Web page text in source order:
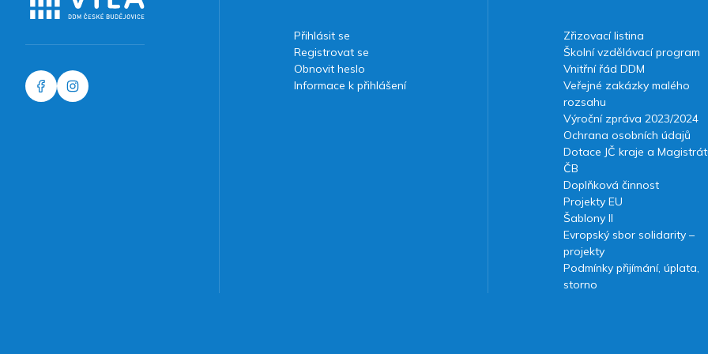
Přihlásit se
Registrovat se
Obnovit heslo
Informace k přihlášení
Zřizovací listina
Školní vzdělávací program
Vnitřní řád DDM
Veřejné zakázky malého
rozsahu
Výroční zpráva 2023/2024
Ochrana osobních údajů
Dotace JČ kraje a
ČB
Doplňková činnost
Projekty EU
Šablony II
Evropský sbor solidarity –
projekty
Podmínky přijímání, úplata,
storno